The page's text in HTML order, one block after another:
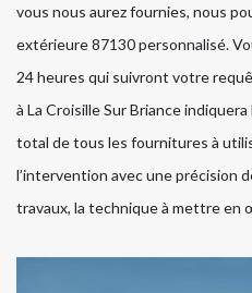
vous nous aurez fournies, nous
extérieure 87130 personnalisé.
24 heures qui suivront votre
à La Croisille Sur Briance
total de tous les fournitures à
l’intervention avec une précision
travaux, la technique à mettre en